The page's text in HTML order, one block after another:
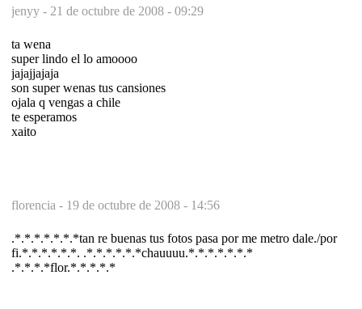
jenyy - 21 de octubre de 2008 - 09:29
ta wena
super lindo el lo amoooo
jajajjajaja
son super wenas tus cansiones
ojala q vengas a chile
te esperamos
xaito
florencia - 19 de octubre de 2008 - 14:56
.*.*.*.*.*.*.*tan re buenas tus fotos pasa por me metro dale./por
fi.*.*.*.*.*.*. .*.*.*.*.*.*chauuuu.*.*.*.*.*.*.*
.*.*.*.*flor.*.*.*.*.*